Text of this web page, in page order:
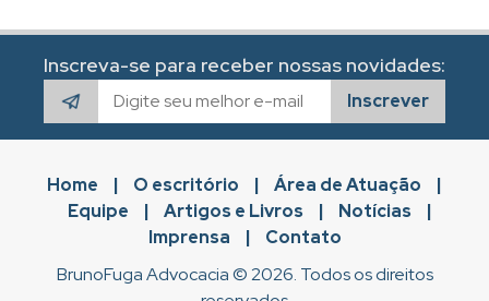
Inscreva-se para receber nossas novidades:
Inscrever
Home | O escritório | Área de Atuação
|
Equipe
| Artigos e Livros | Notícias
|
Imprensa
|
Contato
BrunoFuga Advocacia © 2026. Todos os direitos